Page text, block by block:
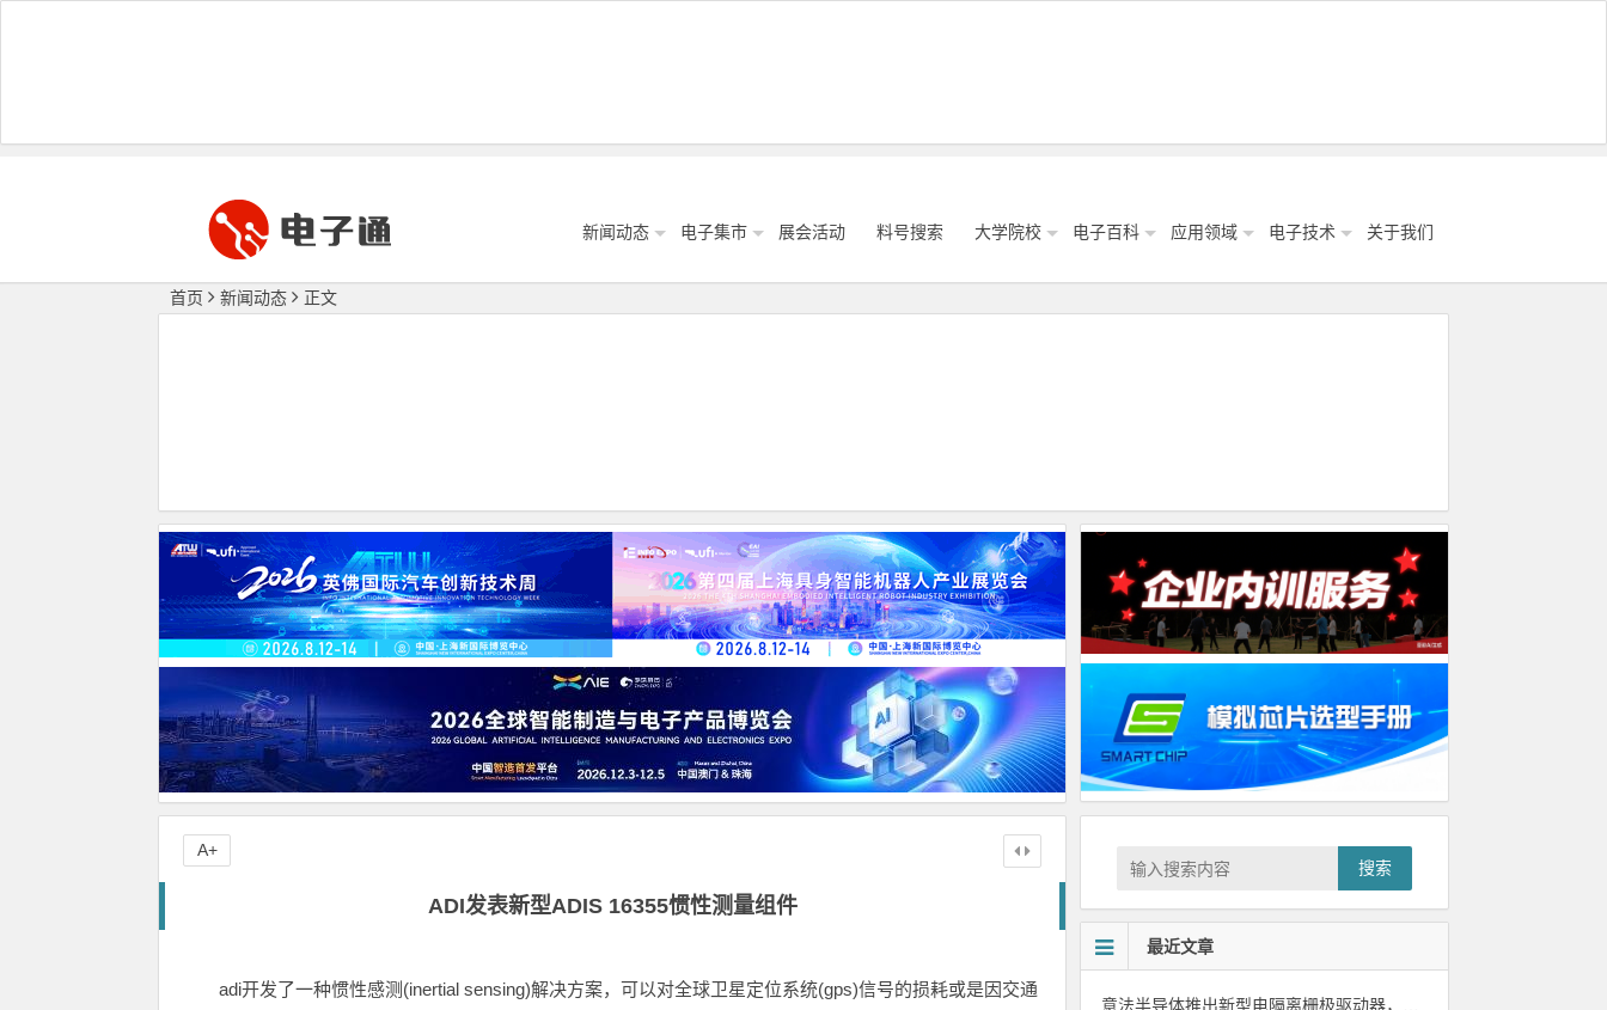
新闻动态 电子集市 展会活动 料号搜索 大学院校 电子百科 应用领域 电子技术 关于我们
首页 新闻动态 正文
ADI发表新型ADIS 16355惯性测量组件
adi开发了一种惯性感测(inertial sensing)解决方案，可以对全球卫星定位系统(gps)信号的损耗或是因交通
A+
搜索
最近文章